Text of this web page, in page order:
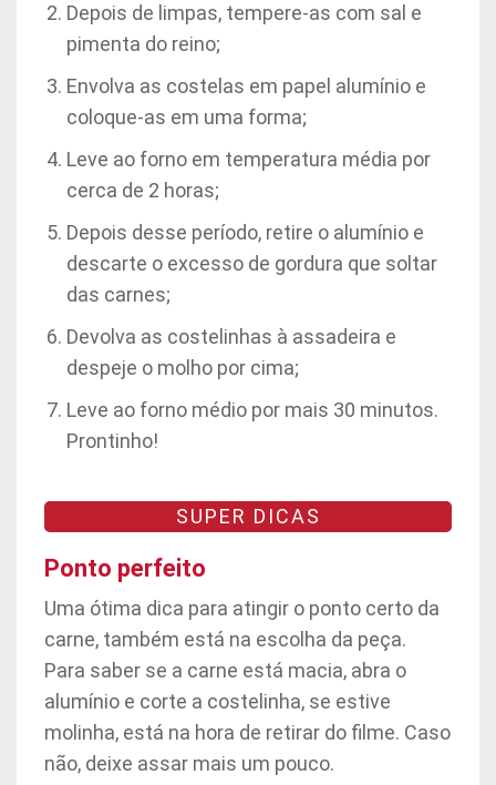
Depois de limpas, tempere-as com sal e
pimenta do reino;
Envolva as costelas em papel alumínio e
coloque-as em uma forma;
Leve ao forno em temperatura média por
cerca de 2 horas;
Depois desse período, retire o alumínio e
descarte o excesso de gordura que soltar
das carnes;
Devolva as costelinhas à assadeira e
despeje o molho por cima;
Leve ao forno médio por mais 30 minutos.
Prontinho!
SUPER DICAS
Ponto perfeito
Uma ótima dica para atingir o ponto certo da
carne, também está na escolha da peça.
Para saber se a carne está macia, abra o
alumínio e corte a costelinha, se estive
molinha, está na hora de retirar do filme. Caso
não, deixe assar mais um pouco.